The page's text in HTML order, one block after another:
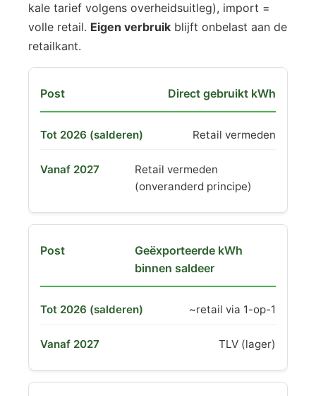
kale tarief volgens overheidsuitleg), import =
volle retail. Eigen verbruik blijft onbelast aan de
retailkant.
Direct gebruikt kWh
Retail vermeden
Retail vermeden
(onveranderd principe)
Geëxporteerde kWh
binnen saldeer
~retail via 1-op-1
TLV (lager)